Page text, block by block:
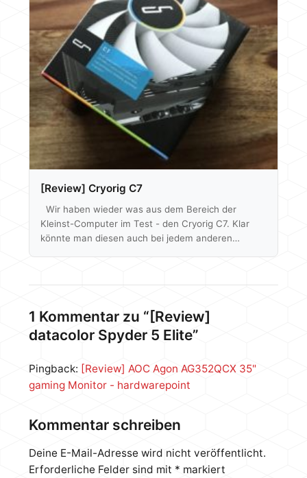
die Bildqualität, Farbabweichung etc. eingehen und
auch schauen was eine Farbkalibrierung…
[Review] Cryorig C7
Wir haben wieder was aus dem Bereich der
Kleinst-Computer im Test - den Cryorig C7. Klar
könnte man diesen auch bei jedem anderen
Benchtables und die Verpackung ist gerade mal so
groß wie die einer CPU, aber stimmt denn auch die
Leistung? Wir haben…
1 Kommentar zu “[Review]
datacolor Spyder 5 Elite”
Pingback: [Review] AOC Agon AG352QCX 35"
gaming Monitor - hardwarepoint
Kommentar schreiben
Deine E-Mail-Adresse wird nicht veröffentlicht.
Erforderliche Felder sind mit * markiert